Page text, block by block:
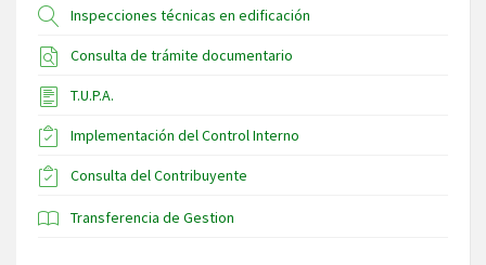
Inspecciones técnicas en edificación
Consulta de trámite documentario
T.U.P.A.
Implementación del Control Interno
Consulta del Contribuyente
Transferencia de Gestion